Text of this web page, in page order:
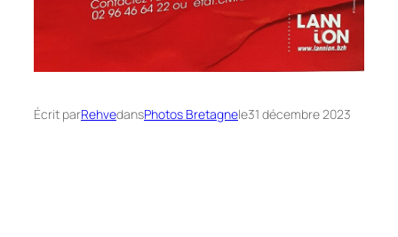
Écrit parRehvedansPhotos Bretagnele31 décembre 2023